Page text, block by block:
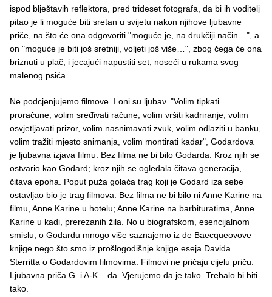
ispod blještavih reflektora, pred trideset fotografa, da bi ih voditelj
pitao je li moguće biti sretan u svijetu nakon njihove ljubavne
priče, na što će ona odgovoriti "moguće je, na drukčiji način…", a
on "moguće je biti još sretniji, voljeti još više…", zbog čega će ona
briznuti u plač, i jecajući napustiti set, noseći u rukama svog
malenog psića…
Ne podcjenjujemo filmove. I oni su ljubav. "Volim tipkati
proračune, volim sređivati račune, volim vršiti kadriranje, volim
osvjetljavati prizor, volim nasnimavati zvuk, volim odlaziti u banku,
volim tražiti mjesto snimanja, volim montirati kadar", Godardova
je ljubavna izjava filmu. Bez filma ne bi bilo Godarda. Kroz njih se
ostvario kao Godard; kroz njih se ogledala čitava generacija,
čitava epoha. Poput puža golaća trag koji je Godard iza sebe
ostavljao bio je trag filmova. Bez filma ne bi bilo ni Anne Karine na
filmu, Anne Karine u hotelu; Anne Karine na barbituratima, Anne
Karine u kadi, prerezanih žila. No u biografskom, esencijalnom
smislu, o Godardu mnogo više saznajemo iz de Baecqueovove
knjige nego što smo iz prošlogodišnje knjige eseja Davida
Sterritta o Godardovim filmovima. Filmovi ne pričaju cijelu priču.
Ljubavna priča G. i A-K – da. Vjerujemo da je tako. Trebalo bi biti
tako.